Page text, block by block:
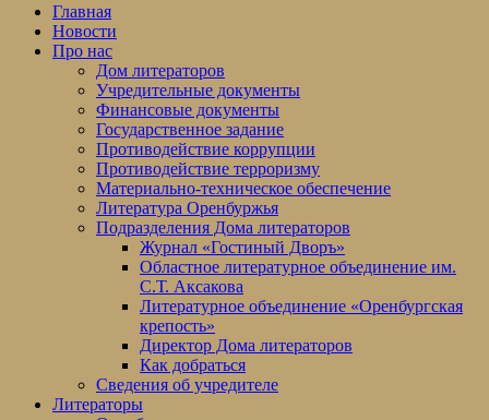
Главная
Новости
Про нас
Дом литераторов
Учредительные документы
Финансовые документы
Государственное задание
Противодействие коррупции
Противодействие терроризму
Материально-техническое обеспечение
Литература Оренбуржья
Подразделения Дома литераторов
Журнал «Гостиный Дворъ»
Областное литературное объединение им.
С.Т. Аксакова
Литературное объединение «Оренбургская
крепость»
Директор Дома литераторов
Как добраться
Сведения об учредителе
Литераторы